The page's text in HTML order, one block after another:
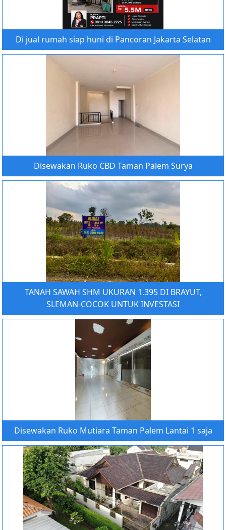
Di jual rumah siap huni di Pancoran Jakarta Selatan
Disewakan Ruko CBD Taman Palem Surya
TANAH SAWAH SHM UKURAN 1.395 DI BRAYUT,
SLEMAN-COCOK UNTUK INVESTASI
Disewakan Ruko Mutiara Taman Palem Lantai 1 saja